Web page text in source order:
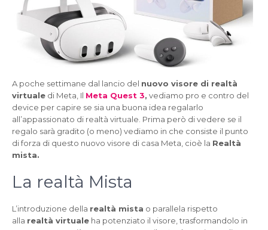
A poche settimane dal lancio del nuovo visore di realtà
virtuale di Meta, Il Meta Quest 3, vediamo pro e contro del
device per capire se sia una buona idea regalarlo
all’appassionato di realtà virtuale. Prima però di vedere se il
regalo sarà gradito (o meno) vediamo in che consiste il punto
di forza di questo nuovo visore di casa Meta, cioè la Realtà
mista.
La realtà Mista
L’introduzione della realtà mista o parallela rispetto
alla realtà virtuale ha potenziato il visore, trasformandolo in